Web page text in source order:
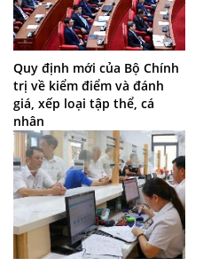
Quy định mới của Bộ Chính
trị về kiểm điểm và đánh
giá, xếp loại tập thể, cá
nhân